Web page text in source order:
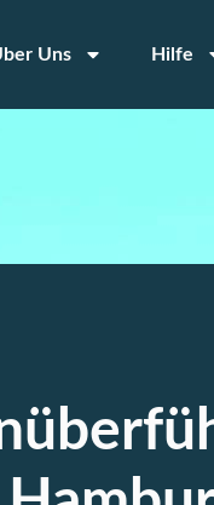
Uns Hilfe